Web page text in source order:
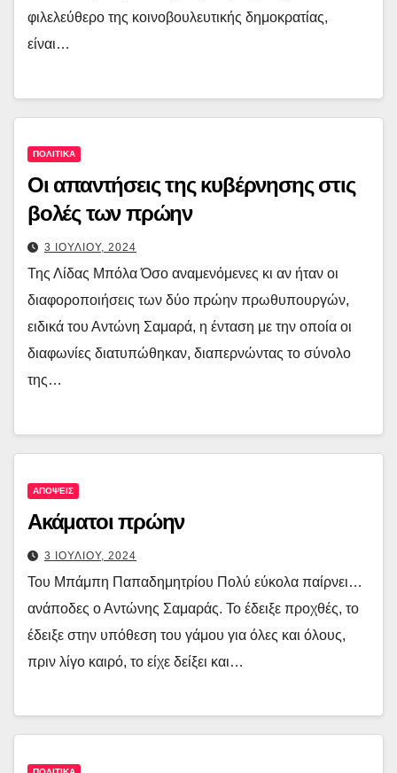
φιλελεύθερο της κοινοβουλευτικής δημοκρατίας,
είναι…
ΠΟΛΙΤΙΚΑ
Οι απαντήσεις της κυβέρνησης στις
βολές των πρώην
3 ΙΟΥΛΙΟΥ, 2024
Της Λίδας Μπόλα Όσο αναμενόμενες κι αν ήταν οι
διαφοροποιήσεις των δύο πρώην πρωθυπουργών,
ειδικά του Αντώνη Σαμαρά, η ένταση με την οποία οι
διαφωνίες διατυπώθηκαν, διαπερνώντας το σύνολο
της…
ΑΠΟΨΕΙΣ
Ακάματοι πρώην
3 ΙΟΥΛΙΟΥ, 2024
Του Μπάμπη Παπαδημητρίου Πολύ εύκολα παίρνει…
ανάποδες ο Αντώνης Σαμαράς. Το έδειξε προχθές, το
έδειξε στην υπόθεση του γάμου για όλες και όλους,
πριν λίγο καιρό, το είχε δείξει και…